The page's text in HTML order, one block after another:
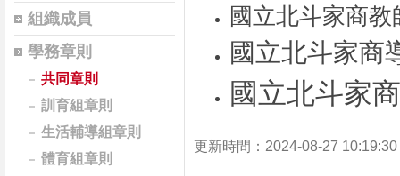
組織成員
學務章則
共同章則
訓育組章則
生活輔導組章則
體育組章則
國立北斗家商
國立北斗家商
國立北斗家
更新時間：2024-08-27